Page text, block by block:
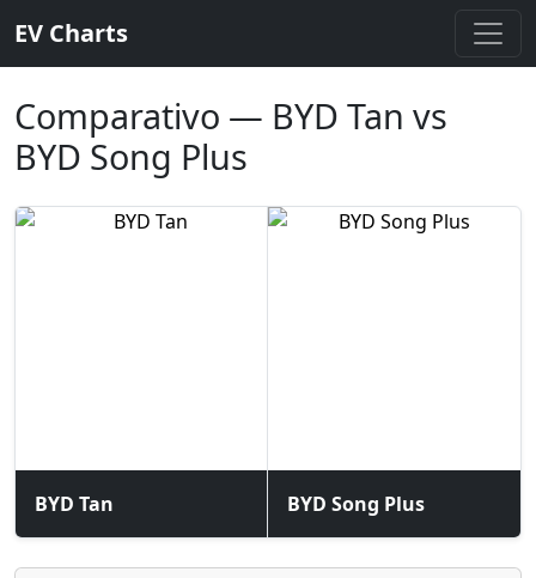
EV Charts
Comparativo — BYD Tan vs
BYD Song Plus
BYD Tan BYD Song Plus